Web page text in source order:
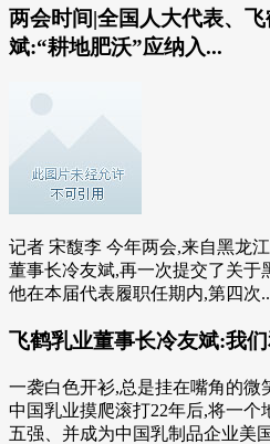
两会时间|全国人大代表、
斌:“耕地肥沃”应纳入...
记者 宋馥李 今年两会,来自黑龙
董事长冷友斌,再一次提交了关于
他在本届代表履职任期内,第四次
飞鹤乳业董事长冷友斌:我
一袭白色开衫,总是挂在嘴角的微
中国乳业摸爬滚打22年后,将一
五强、并成为中国乳制品企业